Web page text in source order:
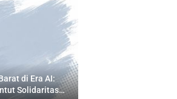
di Era AI:
Solidaritas